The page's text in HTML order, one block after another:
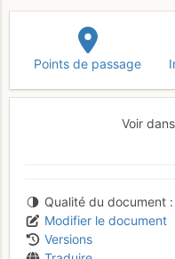
Points de passage
Voir
Qualité du document
Modifier le document
Versions